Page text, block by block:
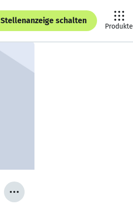
Stellenanzeige schalten
Produkte